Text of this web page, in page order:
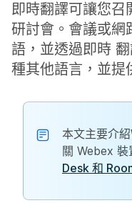
即時翻譯可讓您召
研討會。會議或網
語，並透過即時
種其他語言，並提
本文主要介
關 Webex 裝
Desk 和